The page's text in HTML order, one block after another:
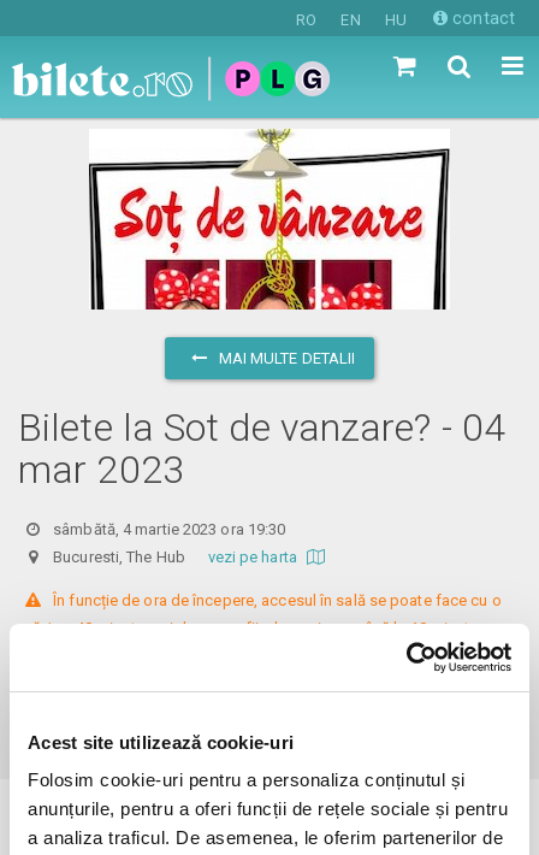
Acest site utilizează cookie-uri
Folosim cookie-uri pentru a personaliza conținutul și
anunțurile, pentru a oferi funcții de rețele sociale și pentru
a analiza traficul. De asemenea, le oferim partenerilor de
RO EN HU contact
MAI MULTE DETALII
Bilete la Sot de vanzare? - 04
mar 2023
sâmbătă, 4 martie 2023 ora 19:30
Bucuresti, The Hub vezi pe harta
În funcție de ora de începere, accesul în sală se poate face cu o
oră / cu 40 minute mai devreme, fiind permis cu până la 10 minute
înainte de spectacol. Așezarea se realizează la mese de 2 (nr. limitat), 3
Informații suplimentare, la nr. de telefon 0773 825 249.
Evenimentul a expirat.